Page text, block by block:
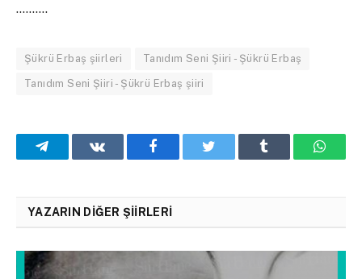
……….
Şükrü Erbaş şiirleri Tanıdım Seni Şiiri - Şükrü Erbaş
Tanıdım Seni Şiiri - Şükrü Erbaş şiiri
TelegramVKontakteFacebookTwitter
YAZARIN DIĞER ŞIIRLERI